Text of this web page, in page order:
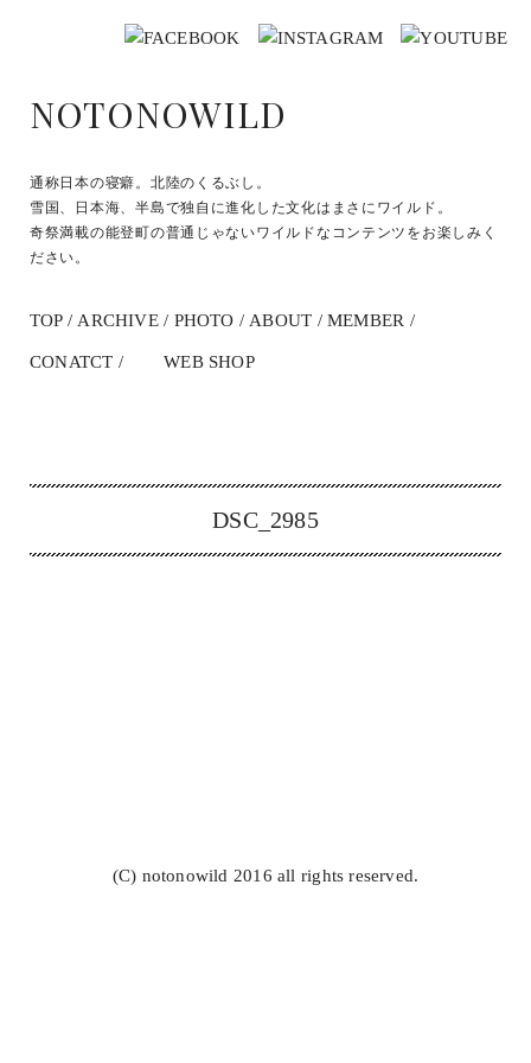
NOTONOWILD
通称日本の寝癖。北陸のくるぶし。
雪国、日本海、半島で独自に進化した文化はまさにワイルド。
奇祭満載の能登町の普通じゃないワイルドなコンテンツをお楽しみく
ださい。
TOP ARCHIVE PHOTO ABOUT MEMBER
CONATCT WEB SHOP
DSC_2985
(C) notonowild 2016 all rights reserved.